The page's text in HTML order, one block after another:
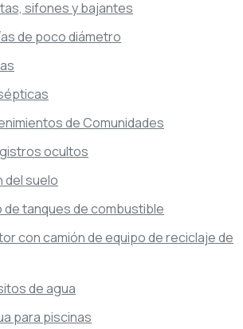
sifones y bajantes
de poco diámetro
de Comunidades
ocultos
del suelo
de tanques de combustible
con camión de equipo de reciclaje de
de agua
para piscinas